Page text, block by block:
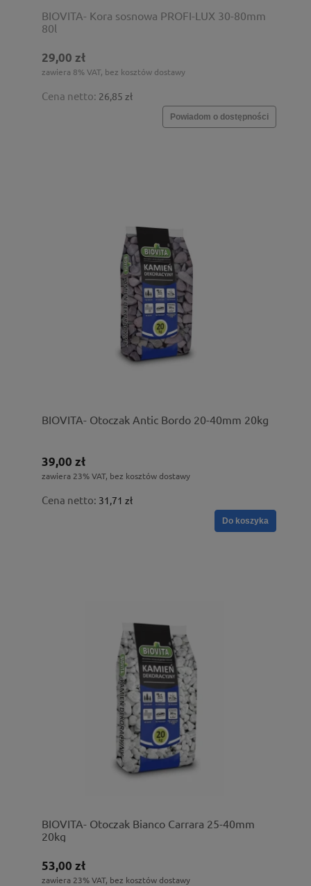
BIOVITA- Kora sosnowa PROFI-LUX 30-80mm
80l
29,00 zł
zawiera 8% VAT, bez kosztów dostawy
Cena netto: 26,85 zł
Powiadom o dostępności
BIOVITA- Otoczak Antic Bordo 20-40mm 20kg
39,00 zł
zawiera 23% VAT, bez kosztów dostawy
Cena netto: 31,71 zł
Do koszyka
BIOVITA- Otoczak Bianco Carrara 25-40mm
20kg
53,00 zł
zawiera 23% VAT, bez kosztów dostawy